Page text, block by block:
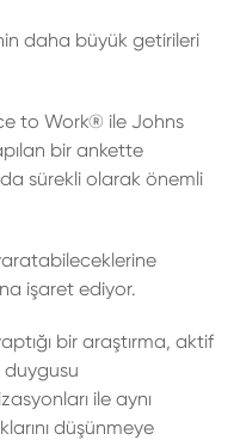
daha büyük getirileri
to Work® ile Johns
bir ankette
sürekli olarak önemli
işaret ediyor.
bir araştırma, aktif
duygusu
ile aynı
düşünmeye